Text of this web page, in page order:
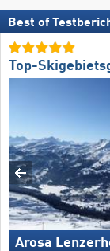
Best of
Top-
Arosa